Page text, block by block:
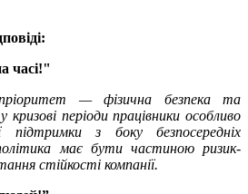
часі!"
— фізична безпека та
періоди працівники особливо
підтримки з боку безпосередніх
має бути частиною ризик-
стійкості компанії.